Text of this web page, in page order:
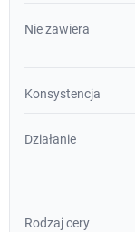
Nie zawiera
Konsystencja
Działanie
Rodzaj cery